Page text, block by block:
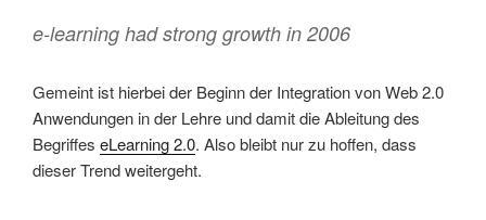
e-learning had strong growth in 2006
Gemeint ist hierbei der Beginn der Integration von Web 2.0
Anwendungen in der Lehre und damit die Ableitung des
Begriffes eLearning 2.0. Also bleibt nur zu hoffen, dass
dieser Trend weitergeht.